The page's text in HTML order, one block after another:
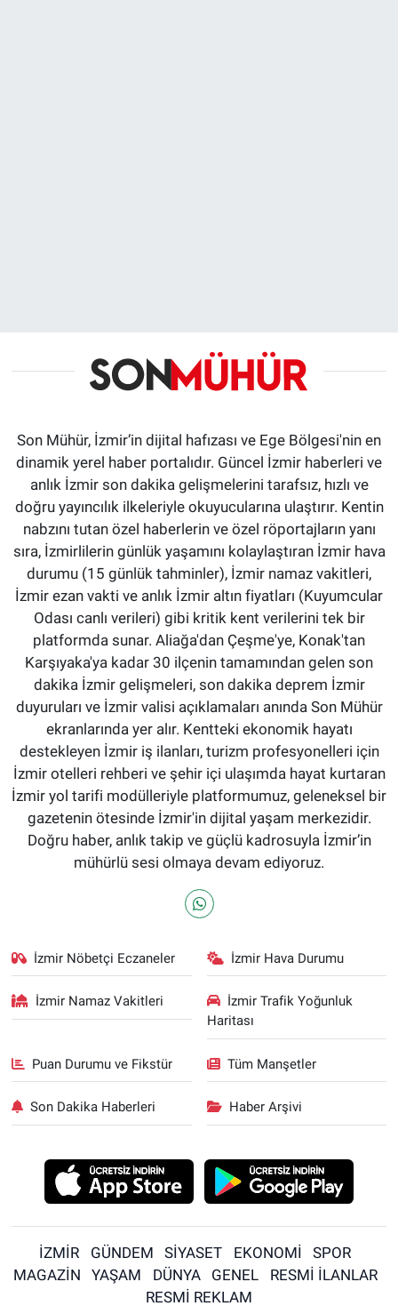
Son Mühür, İzmir’in dijital hafızası ve Ege Bölgesi'nin en
dinamik yerel haber portalıdır. Güncel İzmir haberleri ve
anlık İzmir son dakika gelişmelerini tarafsız, hızlı ve
doğru yayıncılık ilkeleriyle okuyucularına ulaştırır. Kentin
nabzını tutan özel haberlerin ve özel röportajların yanı
sıra, İzmirlilerin günlük yaşamını kolaylaştıran İzmir hava
durumu (15 günlük tahminler), İzmir namaz vakitleri,
İzmir ezan vakti ve anlık İzmir altın fiyatları (Kuyumcular
Odası canlı verileri) gibi kritik kent verilerini tek bir
platformda sunar. Aliağa'dan Çeşme'ye, Konak'tan
Karşıyaka'ya kadar 30 ilçenin tamamından gelen son
dakika İzmir gelişmeleri, son dakika deprem İzmir
duyuruları ve İzmir valisi açıklamaları anında Son Mühür
ekranlarında yer alır. Kentteki ekonomik hayatı
destekleyen İzmir iş ilanları, turizm profesyonelleri için
İzmir otelleri rehberi ve şehir içi ulaşımda hayat kurtaran
İzmir yol tarifi modülleriyle platformumuz, geleneksel bir
gazetenin ötesinde İzmir'in dijital yaşam merkezidir.
Doğru haber, anlık takip ve güçlü kadrosuyla İzmir’in
mühürlü sesi olmaya devam ediyoruz.
İzmir Nöbetçi Eczaneler İzmir Hava Durumu
İzmir Namaz Vakitleri
İzmir Trafik Yoğunluk
Haritası
Puan Durumu ve Fikstür Tüm Manşetler
Son Dakika Haberleri Haber Arşivi
İZMİR GÜNDEM SİYASET EKONOMİ
SPOR
MAGAZİN
YAŞAM DÜNYA GENEL
RESMİ İLANLAR
RESMİ REKLAM